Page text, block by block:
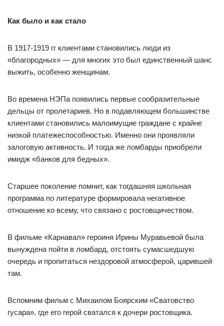
Как было и как стало
В 1917-1919 гг клиентами становились люди из
«благородных» — для многих это был единственный шанс
выжить, особенно женщинам.
Во времена НЭПа появились первые сообразительные
дельцы от пролетариев. Но в подавляющем большинстве
клиентами становились малоимущие граждане с крайне
низкой платежеспособностью. Именно они проявляли
залоговую активность. И тогда же ломбарды приобрели
имидж «банков для бедных».
Старшее поколение помнит, как тогдашняя школьная
программа по литературе формировала негативное
отношение ко всему, что связано с ростовщичеством.
В фильме «Карнавал» героиня Ирины Муравьевой была
вынуждена пойти в ломбард, отстоять сумасшедшую
очередь и пропитаться нездоровой атмосферой, царившей
там.
Вспомним фильм с Михаилом Боярским «Сватовство
гусара», где его герой сватался к дочери ростовщика.